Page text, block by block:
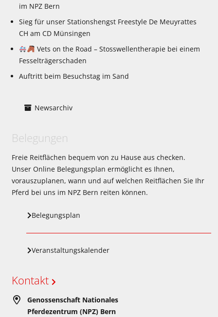
im NPZ Bern
Sieg für unser Stationshengst Freestyle De Meuyrattes
CH am CD Münsingen
Vets on the Road – Stosswellentherapie bei einem
Fesselträgerschaden
Auftritt beim Besuchstag im Sand
Newsarchiv
Belegungen
Freie Reitflächen bequem von zu Hause aus checken.
Unser Online Belegungsplan ermöglicht es Ihnen,
vorauszuplanen, wann und auf welchen Reitflächen Sie Ihr
Pferd bei uns im NPZ Bern reiten können.
Belegungsplan
Veranstaltungskalender
Kontakt
Genossenschaft Nationales
Pferdezentrum (NPZ) Bern